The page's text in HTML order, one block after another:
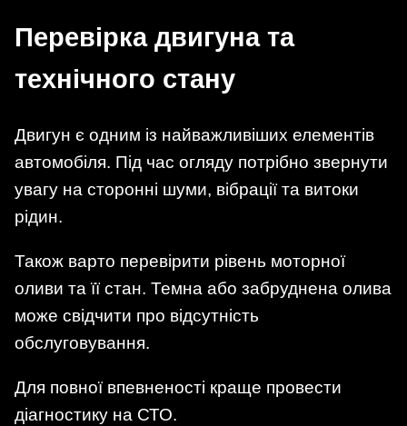
Перевірка двигуна та
технічного стану
Двигун є одним із найважливіших елементів
автомобіля. Під час огляду потрібно звернути
увагу на сторонні шуми, вібрації та витоки
рідин.
Також варто перевірити рівень моторної
оливи та її стан. Темна або забруднена олива
може свідчити про відсутність
обслуговування.
Для повної впевненості краще провести
діагностику на СТО.